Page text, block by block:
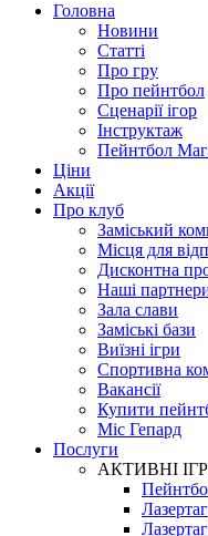
Головна
Новини
Статті
Про гру
Про пейнтбол
Сценарії ігор
Інструктаж
Пейнтбол
Ціни
Акції
Про клуб
Заміський
Місця для
Дисконтна
Наші
Зала слави
Заміські бази
Виїзні ігри
Спортивна
Вакансії
Купити
Міс Гепард
Послуги
АКТИВНІ
Лазертаг